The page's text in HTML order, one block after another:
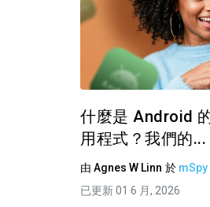
什麼是 Android
用程式？我們的...
由Agnes W Linn 於
已更新 01 6 月, 2026